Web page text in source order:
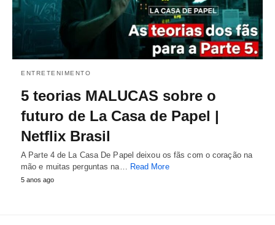
ENTRETENIMENTO
5 teorias MALUCAS sobre o
futuro de La Casa de Papel |
Netflix Brasil
A Parte 4 de La Casa De Papel deixou os fãs com o coração na
mão e muitas perguntas na… Read More
5 anos ago